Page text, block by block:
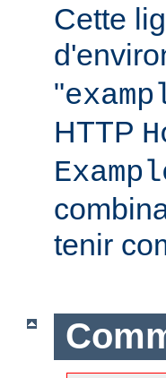
Cette
"
HTTP
tenir